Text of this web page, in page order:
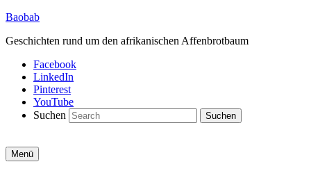
Baobab
Geschichten rund um den afrikanischen Affenbrotbaum
Facebook
LinkedIn
Pinterest
YouTube
Suchen
Menü